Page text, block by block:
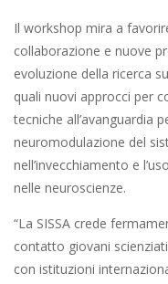
Il workshop mira a
collaborazione e nuove
evoluzione della ricerca
quali nuovi approcci per
tecniche all’avanguardia
neuromodulazione del
nell’invecchiamento e
nelle neuroscienze.
“La SISSA crede
contatto giovani
con istituzioni